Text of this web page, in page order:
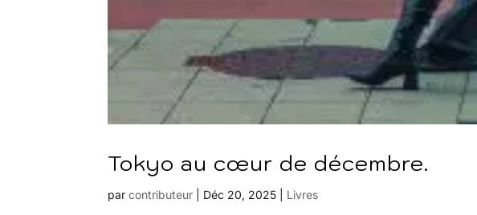
Tokyo au cœur de décembre.
parcontributeur Déc 20, 2025 Livres